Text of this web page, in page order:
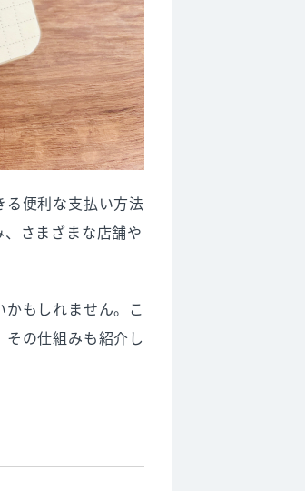
便利な支払い方法
さまざまな店舗や
もしれません。こ
の仕組みも紹介し